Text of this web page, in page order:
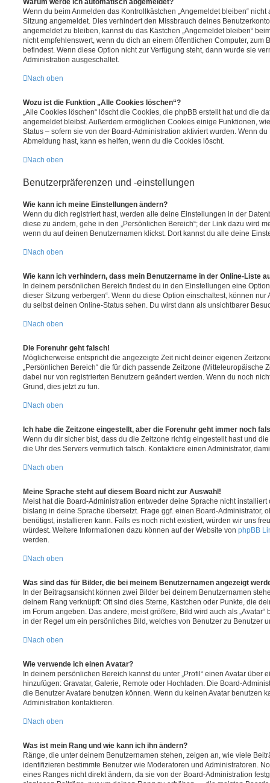
Wenn du beim Anmelden das Kontrollkästchen „Angemeldet bleiben“
Sitzung angemeldet. Dies verhindert den Missbrauch deines
angemeldet zu bleiben, kannst du das Kästchen „Angemeldet bleiben“
nicht empfehlenswert, wenn du dich an einem öffentlichen Computer, zum
befindest. Wenn diese Option nicht zur Verfügung steht, dann wurde sie
Administration ausgeschaltet.
Nach oben
Wozu ist die Funktion „Alle Cookies löschen“?
„Alle Cookies löschen“ löscht die Cookies, die phpBB erstellt hat und die
angemeldet bleibst. Außerdem ermöglichen Cookies einige Funktionen,
Status – sofern sie von der Board-Administration aktiviert wurden. Wenn
Abmeldung hast, kann es helfen, wenn du die Cookies löscht.
Nach oben
Benutzerpräferenzen und -einstellungen
Wie kann ich meine Einstellungen ändern?
Wenn du dich registriert hast, werden alle deine Einstellungen in der
diese zu ändern, gehe in den „Persönlichen Bereich“; der Link dazu wird
wenn du auf deinen Benutzernamen klickst. Dort kannst du alle deine
Nach oben
Wie kann ich verhindern, dass mein Benutzername in der Online-Liste
In deinem persönlichen Bereich findest du in den Einstellungen eine
dieser Sitzung verbergen“. Wenn du diese Option einschaltest, können
du selbst deinen Online-Status sehen. Du wirst dann als unsichtbarer
Nach oben
Die Forenuhr geht falsch!
Möglicherweise entspricht die angezeigte Zeit nicht deiner eigenen
„Persönlichen Bereich“ die für dich passende Zeitzone (Mitteleuropäische
dabei nur von registrierten Benutzern geändert werden. Wenn du noch
Grund, dies jetzt zu tun.
Nach oben
Ich habe die Zeitzone eingestellt, aber die Forenuhr geht immer noch
Wenn du dir sicher bist, dass du die Zeitzone richtig eingestellt hast und
die Uhr des Servers vermutlich falsch. Kontaktiere einen Administrator,
Nach oben
Meine Sprache steht auf diesem Board nicht zur Auswahl!
Meist hat die Board-Administration entweder deine Sprache nicht
bislang in deine Sprache übersetzt. Frage ggf. einen Board-Administrator,
benötigst, installieren kann. Falls es noch nicht existiert, würden wir uns
würdest. Weitere Informationen dazu können auf der Website von phpBB
werden.
Nach oben
Was sind das für Bilder, die bei meinem Benutzernamen angezeigt
In der Beitragsansicht können zwei Bilder bei deinem Benutzernamen
deinem Rang verknüpft: Oft sind dies Sterne, Kästchen oder Punkte, die
im Forum angeben. Das andere, meist größere, Bild wird auch als
in der Regel um ein persönliches Bild, welches von Benutzer zu Benutzer
Nach oben
Wie verwende ich einen Avatar?
In deinem persönlichen Bereich kannst du unter „Profil“ einen Avatar über
hinzufügen: Gravatar, Galerie, Remote oder Hochladen. Die Board-
die Benutzer Avatare benutzen können. Wenn du keinen Avatar benutzen
Administration kontaktieren.
Nach oben
Was ist mein Rang und wie kann ich ihn ändern?
Ränge, die unter deinem Benutzernamen stehen, zeigen an, wie viele
identifizieren bestimmte Benutzer wie Moderatoren und Administratoren.
eines Ranges nicht direkt ändern, da sie von der Board-Administration